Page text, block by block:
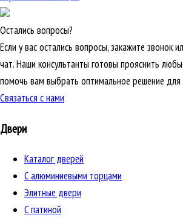
Остались вопросы?
Если у вас остались вопросы, закажите звонок
чат. Наши консультанты готовы прояснить
помочь вам выбрать оптимальное решение для
Связаться с нами
Двери
Каталог дверей
C алюминиевыми торцами
Элитные двери
C патиной